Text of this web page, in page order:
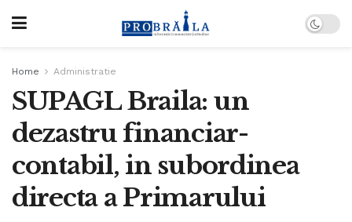
Home Administratie
SUPAGL Braila: un
dezastru financiar-
contabil, in subordinea
directa a Primarului